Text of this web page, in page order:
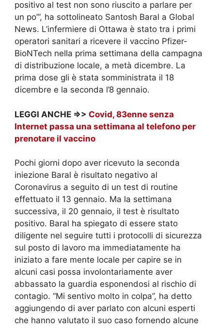
positivo al test non sono riuscito a parlare per
un po’”, ha sottolineato Santosh Baral a Global
News. L’infermiere di Ottawa è stato tra i primi
operatori sanitari a ricevere il vaccino Pfizer-
BioNTech nella prima settimana della campagna
di distribuzione locale, a metà dicembre. La
prima dose gli è stata somministrata il 18
dicembre e la seconda l’8 gennaio.
LEGGI ANCHE =>> Covid, 83enne senza
Internet passa una settimana al telefono per
prenotare il vaccino
Pochi giorni dopo aver ricevuto la seconda
iniezione Baral è risultato negativo al
Coronavirus a seguito di un test di routine
effettuato il 13 gennaio. Ma la settimana
successiva, il 20 gennaio, il test è risultato
positivo. Baral ha spiegato di essere stato
diligente nel seguire tutti i protocolli di sicurezza
sul posto di lavoro ma immediatamente ha
iniziato a fare mente locale per capire se in
alcuni casi possa involontariamente aver
abbassato la guardia esponendosi al rischio di
contagio. “Mi sentivo molto in colpa”, ha detto
aggiungendo di aver parlato con alcuni esperti
che hanno valutato il suo caso fornendo alcune